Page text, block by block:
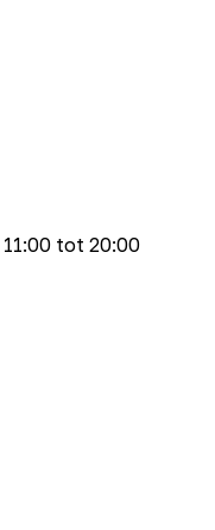
11:00 tot 20:00